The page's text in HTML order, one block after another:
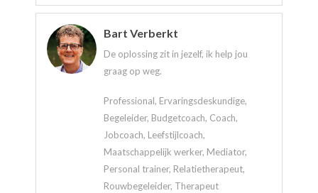
Bart Verberkt
De oplossing zit in jezelf, ik help jou
graag op weg.
Professional, Ervaringsdeskundige,
Begeleider, Budgetcoach, Coach,
Jobcoach, Leefstijlcoach,
Maatschappelijk werker, Mediator,
Personal trainer, Relatietherapeut,
Rouwbegeleider, Therapeut